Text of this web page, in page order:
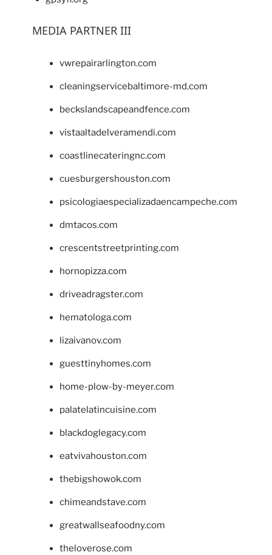
MEDIA PARTNER III
vwrepairarlington.com
cleaningservicebaltimore-md.com
beckslandscapeandfence.com
vistaaltadelveramendi.com
coastlinecateringnc.com
cuesburgershouston.com
psicologiaespecializadaencampeche.com
dmtacos.com
crescentstreetprinting.com
hornopizza.com
driveadragster.com
hematologa.com
lizaivanov.com
guesttinyhomes.com
home-plow-by-meyer.com
palatelatincuisine.com
blackdoglegacy.com
eatvivahouston.com
thebigshowok.com
chimeandstave.com
greatwallseafoodny.com
theloverose.com